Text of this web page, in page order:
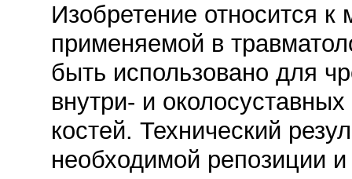
Изобретение относится к
применяемой в
быть использовано для
внутри- и
костей. Технический
необходимой репозиции